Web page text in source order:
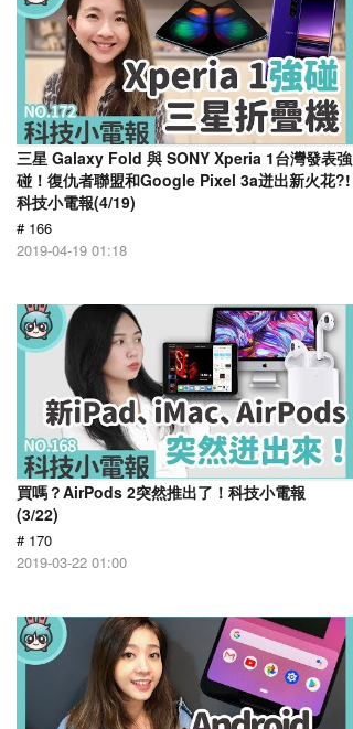
三星 Galaxy Fold 與 SONY Xperia 1台灣發表強
碰！復仇者聯盟和Google Pixel 3a迸出新火花?!
科技小電報(4/19)
# 166
2019-04-19 01:18
買嗎？AirPods 2突然推出了！科技小電報
(3/22)
# 170
2019-03-22 01:00